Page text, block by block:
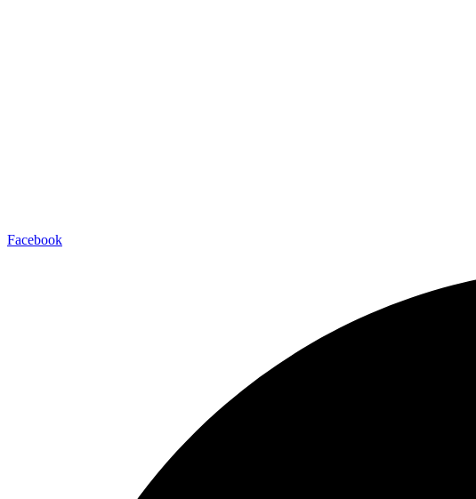
Facebook